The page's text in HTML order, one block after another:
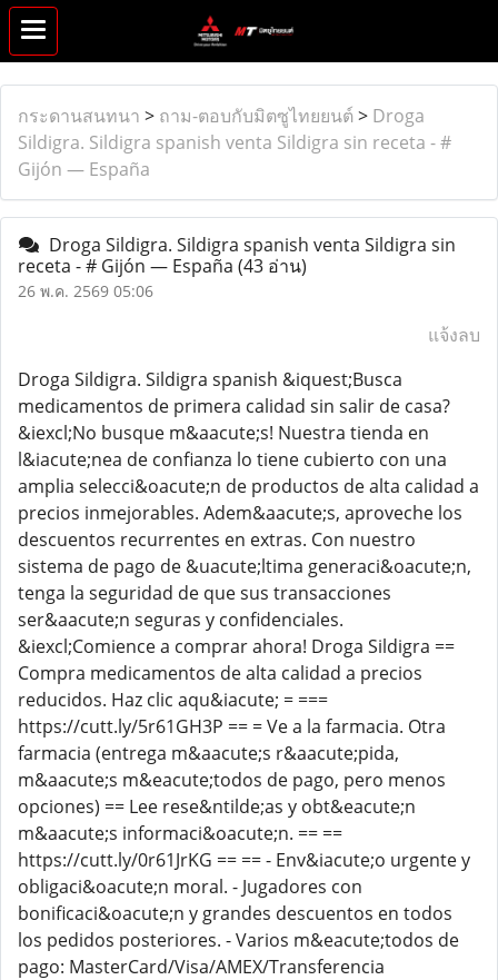
กระดานสนทนา > ถาม-ตอบกับมิตซูไทยยนต์ > Droga
Sildigra. Sildigra spanish venta Sildigra sin receta - #
Gijón — España
Droga Sildigra. Sildigra spanish venta Sildigra sin
receta - # Gijón — España (43 อ่าน)
26 พ.ค. 2569 05:06
แจ้งลบ
Droga Sildigra. Sildigra spanish &iquest;Busca
medicamentos de primera calidad sin salir de casa?
&iexcl;No busque m&aacute;s! Nuestra tienda en
l&iacute;nea de confianza lo tiene cubierto con una
amplia selecci&oacute;n de productos de alta calidad a
precios inmejorables. Adem&aacute;s, aproveche los
descuentos recurrentes en extras. Con nuestro
sistema de pago de &uacute;ltima generaci&oacute;n,
tenga la seguridad de que sus transacciones
ser&aacute;n seguras y confidenciales.
&iexcl;Comience a comprar ahora! Droga Sildigra ==
Compra medicamentos de alta calidad a precios
reducidos. Haz clic aqu&iacute; = ===
https://cutt.ly/5r61GH3P == = Ve a la farmacia. Otra
farmacia (entrega m&aacute;s r&aacute;pida,
m&aacute;s m&eacute;todos de pago, pero menos
opciones) == Lee rese&ntilde;as y obt&eacute;n
m&aacute;s informaci&oacute;n. == ==
https://cutt.ly/0r61JrKG == == - Env&iacute;o urgente y
obligaci&oacute;n moral. - Jugadores con
bonificaci&oacute;n y grandes descuentos en todos
los pedidos posteriores. - Varios m&eacute;todos de
pago: MasterCard/Visa/AMEX/Transferencia